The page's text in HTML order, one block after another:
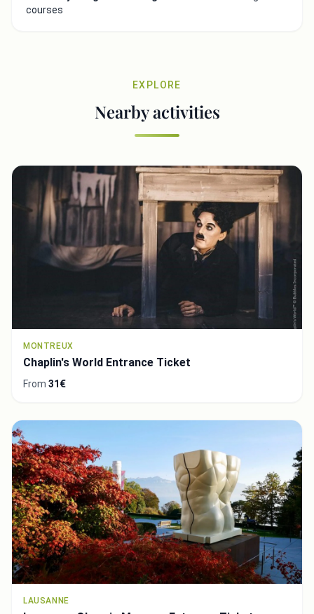
courses
EXPLORE
Nearby activities
MONTREUX
Chaplin's World Entrance Ticket
From 31€
LAUSANNE